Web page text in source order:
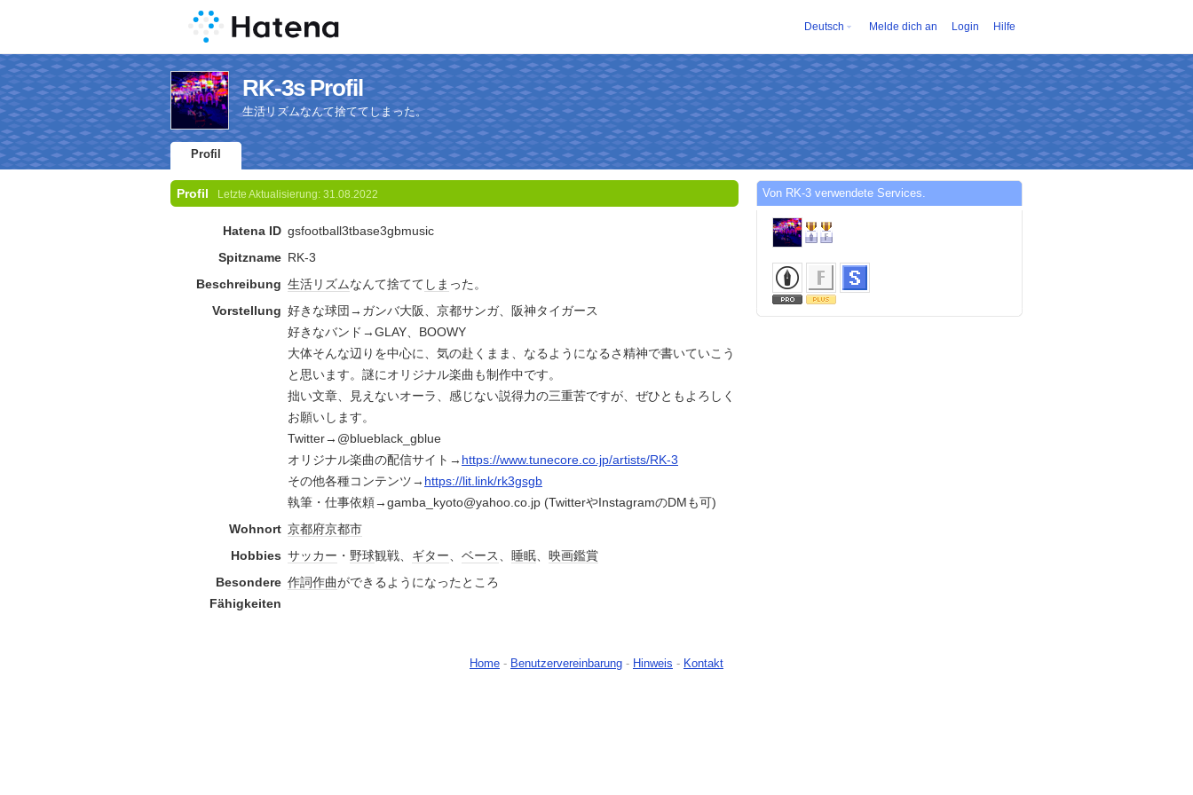
Deutsch Melde dich an Login Hilfe
RK-3s Profil
生活リズムなんて捨ててしまった。
Profil
Profil Letzte Aktualisierung: 31.08.2022
Hatena ID gsfootball3tbase3gbmusic
Spitzname RK-3
Beschreibung 生活リズムなんて捨てて しま った。
Vorstellung 好きな球団→ガンバ大阪、京都サンガ、阪神タイガース
好きなバンド→GLAY、BOOWY
大体そんな辺りを中心に、気の赴くまま、なるようになるさ精神で書いていこう
と思います。謎にオリジナル楽曲も制作中です。
拙い文章、見えないオーラ、感じない説得力の三重苦ですが、ぜひともよろしく
お願いします。
Twitter→@blueblack_gblue
オリジナル楽曲の配信サイト→ https://www.tunecore.co.jp/artists/RK-3
その他各種コンテンツ→ https://lit.link/rk3gsgb
執筆・仕事依頼→gamba_kyoto@yahoo.co.jp (TwitterやInstagramのDMも可)
Wohnort 京都府京都市
Hobbies サッカー ・ 野球観戦、 ギター、 ベース、 睡眠、 映画鑑賞
Besondere
Fähigkeiten
作詞作曲ができるようになったところ
Von RK-3 verwendete Services.
Home - Benutzervereinbarung - Hinweis - Kontakt